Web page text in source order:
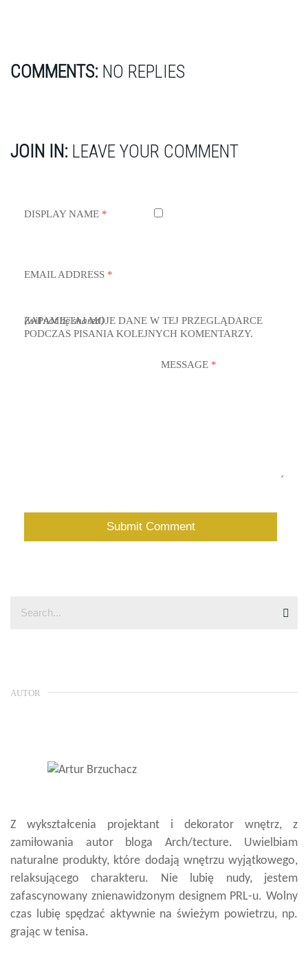
COMMENTS: NO REPLIES
JOIN IN: LEAVE YOUR COMMENT
DISPLAY NAME *
EMAIL ADDRESS *
(will not be shared)
ZAPAMIĘTAJ MOJE DANE W TEJ PRZEGLĄDARCE
PODCZAS PISANIA KOLEJNYCH KOMENTARZY.
MESSAGE *
AUTOR
Z wykształcenia projektant i dekorator wnętrz, z
zamiłowania autor bloga Arch/tecture. Uwielbiam
naturalne produkty, które dodają wnętrzu wyjątkowego,
relaksującego charakteru. Nie lubię nudy, jestem
zafascynowany znienawidzonym designem PRL-u. Wolny
czas lubię spędzać aktywnie na świeżym powietrzu, np.
grając w tenisa.